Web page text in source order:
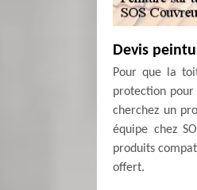
Devis
Pour que la
protection
cherchez un
équipe chez
produits
offert.